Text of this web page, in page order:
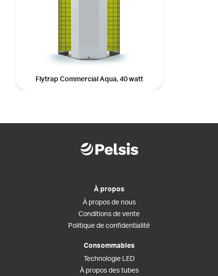
Flytrap Commercial Aqua, 40 watt
À propos
À propos de nous
Conditions de vente
Politique de confidentialité
Consommables
Technologie LED
À propos des tubes